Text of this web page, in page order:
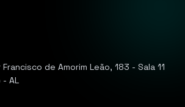
de Amorim Leão, 183 - Sala 11
- AL